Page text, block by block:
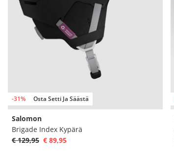
-31% Osta Setti Ja Säästä
Salomon
Brigade Index Kypärä
€ 129,95 € 89,95